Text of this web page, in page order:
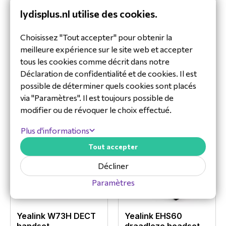
Taille du haut-parleur : ? 13.6
Sensibilité du haut-parleur : 116+/-3 dB, 0.179
V
Impédance du haut-parleur : 32+/-4.8 Ohm
Puissance de sortie max du haut-parleur : 10
mW
Plage de fréquence du haut-parleur : 20 Hz-
14 kHz
100Hz~8kHz, taux d'échantillonnage 16kHz
Protection auditive
Protection contre les pics (EN50332)
Protection australienne G616 (AU G616)
Protection contre l'exposition quotidienne au
bruit
Socle de chargement
Oui
Informations sur l'emballage
Hauteur du colis
112 mm
Largeur du colis
201 mm
Profondeur du colis
Microphone
Désactivation du
Oui
Fréquence du
microphone
100 - 10000 Hz
Yealink WDD60
DECT Dongle
WDD60
Voir le produit
Yealink W90DM
(Multicell Dect
Manager)
W90DM
Voir le produit
Yealink W73H DECT
Yealink EHS60
lydisplus.nl utilise des cookies.
Choisissez "Tout accepter" pour obtenir la
meilleure expérience sur le site web et accepter
tous les cookies comme décrit dans notre
Déclaration de confidentialité et de cookies. Il est
possible de déterminer quels cookies sont placés
via "Paramètres". Il est toujours possible de
modifier ou de révoquer le choix effectué.
Plus d'informations
Paramètres
Décliner
Tout accepter